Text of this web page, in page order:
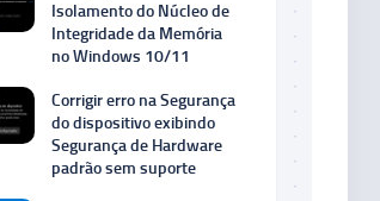
Isolamento do Núcleo de
Integridade da Memória
no Windows 10/11
Corrigir erro na Segurança
do dispositivo exibindo
Segurança de Hardware
padrão sem suporte